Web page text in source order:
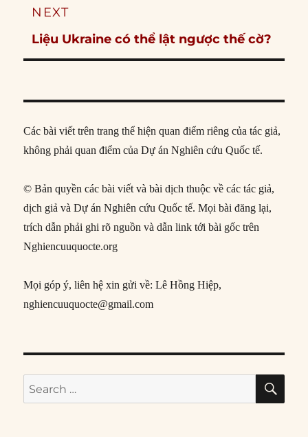
NEXT
Next
post:
Liệu Ukraine có thể lật ngược thế cờ?
Các bài viết trên trang thể hiện quan điểm riêng của tác giả,
không phải quan điểm của Dự án Nghiên cứu Quốc tế.
© Bản quyền các bài viết và bài dịch thuộc về các tác giả,
dịch giả và Dự án Nghiên cứu Quốc tế. Mọi bài đăng lại,
trích dẫn phải ghi rõ nguồn và dẫn link tới bài gốc trên
Nghiencuuquocte.org
Mọi góp ý, liên hệ xin gửi về: Lê Hồng Hiệp,
nghiencuuquocte@gmail.com
Search
for: